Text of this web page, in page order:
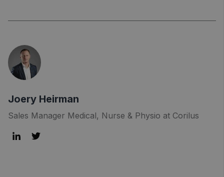
Joery Heirman
Sales Manager Medical, Nurse & Physio at Corilus